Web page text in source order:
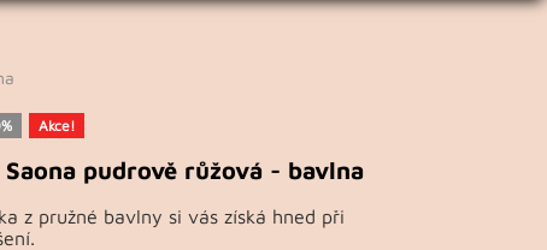
Akce!
Saona pudrově růžová - bavlna
z pružné bavlny si vás získá hned při